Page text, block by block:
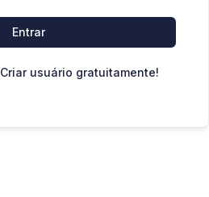
Entrar
Criar usuário gratuitamente!